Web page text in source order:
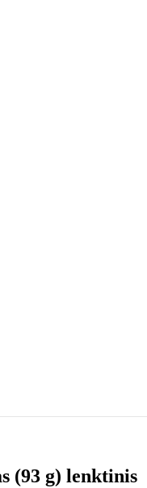
(93 g) lenktinis